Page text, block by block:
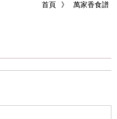
萬家香食譜
》
首頁